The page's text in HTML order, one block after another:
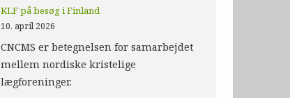
KLF på besøg i Finland
10. april 2026
CNCMS er betegnelsen for samarbejdet
mellem nordiske kristelige
lægforeninger.